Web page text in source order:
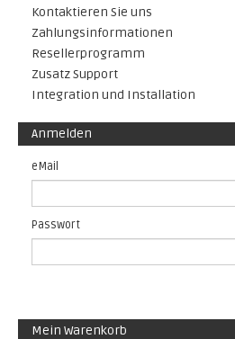
Kontaktieren Sie uns
Zahlungsinformationen
Resellerprogramm
Zusatz Support
Integration und Installation
Anmelden
eMail
Passwort
Mein Warenkorb